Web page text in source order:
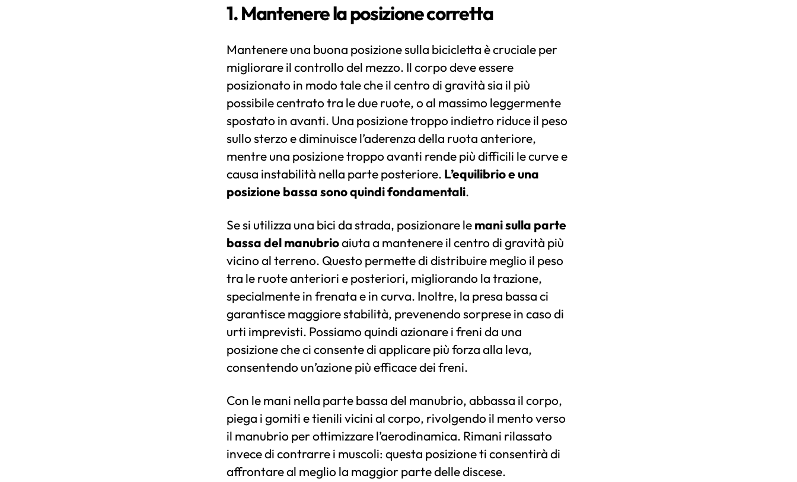
1. Mantenere la posizione corretta
Mantenere una buona posizione sulla bicicletta è cruciale per
migliorare il controllo del mezzo. Il corpo deve essere
posizionato in modo tale che il centro di gravità sia il più
possibile centrato tra le due ruote, o al massimo leggermente
spostato in avanti. Una posizione troppo indietro riduce il peso
sullo sterzo e diminuisce l’aderenza della ruota anteriore,
mentre una posizione troppo avanti rende più difficili le curve e
causa instabilità nella parte posteriore. L’equilibrio e una
posizione bassa sono quindi fondamentali.
Se si utilizza una bici da strada, posizionare lemani sulla parte
bassa del manubrioaiuta a mantenere il centro di gravità più
vicino al terreno. Questo permette di distribuire meglio il peso
tra le ruote anteriori e posteriori, migliorando la trazione,
specialmente in frenata e in curva. Inoltre, la presa bassa ci
garantisce maggiore stabilità, prevenendo sorprese in caso di
urti imprevisti. Possiamo quindi azionare i freni da una
posizione che ci consente di applicare più forza alla leva,
consentendo un’azione più efficace dei freni.
Con le mani nella parte bassa del manubrio, abbassa il corpo,
piega i gomiti e tienili vicini al corpo, rivolgendo il mento verso
il manubrio per ottimizzare l’aerodinamica. Rimani rilassato
invece di contrarre i muscoli: questa posizione ti consentirà di
affrontare al meglio la maggior parte delle discese.